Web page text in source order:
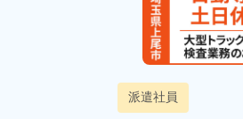
派遣社員